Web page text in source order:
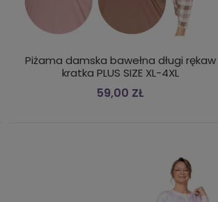
Piżama damska bawełna długi rękaw
kratka PLUS SIZE XL-4XL
59,00 ZŁ